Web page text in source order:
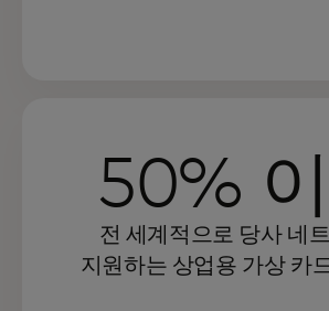
50%
전 세계적으로 당사 네
지원하는 상업용 가상 카